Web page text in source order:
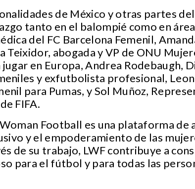
de México y otras partes
tanto en el balompié como en
del FC Barcelona Femenil,
Teixidor, abogada y VP de ONU
en Europa, Andrea Rodebaugh,
y exfutbolista profesional,
para Pumas, y Sol Muñoz,
FIFA.
Football es una plataforma de
y el empoderamiento de las
de su trabajo, LWF contribuye a
para el fútbol y para todas las